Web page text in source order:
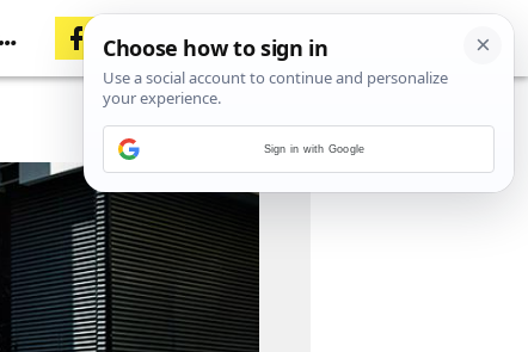
Sign in with Google